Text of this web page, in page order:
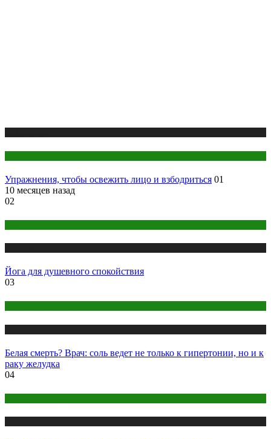
Упражнения, чтобы освежить лицо и взбодриться 01
10 месяцев назад
02
Йога для душевного спокойствия
03
Белая смерть? Врач: соль ведет не только к гипертонии, но и к
раку желудка
04